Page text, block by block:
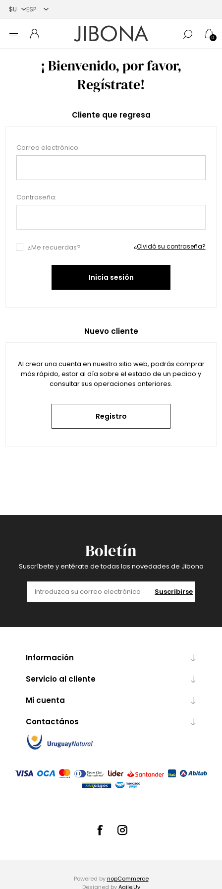
0
¡ Bienvenido, por favor,
Regístrate!
Nuevo cliente
Al crear una cuenta en nuestro sitio web, podrás comprar
más rápido, estar al día sobre el estado de un pedido y
consultar sus operaciones anteriores.
Registro
Cliente que regresa
Correo electrónico:
Contraseña:
¿Me recuerdas? ¿Olvidó su contraseña?
Inicia sesión
Boletín
Suscríbete y entérate de todas las novedades de Jibona
Suscribirse
Información
Servicio al cliente
Mi cuenta
Contactános
Powered by nopCommerce
Designed byAgile.Uy